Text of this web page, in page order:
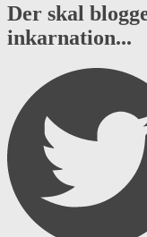
Der skal
inkarnation...